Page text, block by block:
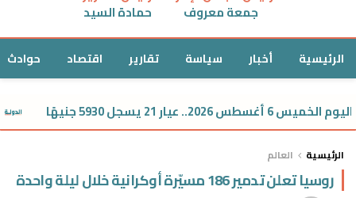
جمعة معروف حمادة السيد
الرئيسية أخبار سياسة تقارير اقتصاد حوادث
21 يسجل 5930 جنيهًا
الرئيسية العالم
روسيا تعلن تدمير 186 مسيّرة أوكرانية خلال ليلة واحدة